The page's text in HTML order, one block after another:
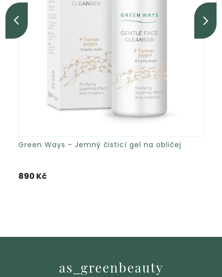
Green Ways - Jemný čisticí gel na obličej
890 Kč
as_greenbeauty